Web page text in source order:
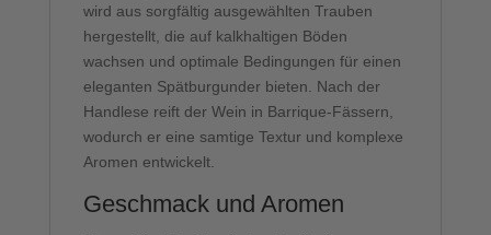
wird aus sorgfältig ausgewählten Trauben
hergestellt, die auf kalkhaltigen Böden
wachsen und optimale Bedingungen für einen
eleganten Spätburgunder bieten. Nach der
Handlese reift der Wein in Barrique-Fässern,
wodurch er eine samtige Textur und komplexe
Aromen entwickelt.
Geschmack und Aromen